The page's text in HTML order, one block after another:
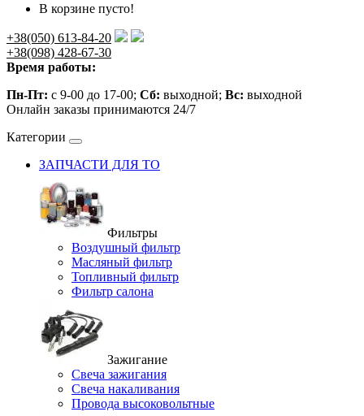
В корзине пусто!
+38(050) 613-84-20
+38(098) 428-67-30
Время работы:
Пн-Пт: с 9-00 до 17-00; Сб: выходной; Вс: выходной
Онлайн заказы принимаются 24/7
Категории
ЗАПЧАСТИ ДЛЯ ТО
Фильтры
Воздушный фильтр
Масляный фильтр
Топливный фильтр
Фильтр салона
Зажигание
Свеча зажигания
Свеча накаливания
Провода высоковольтные